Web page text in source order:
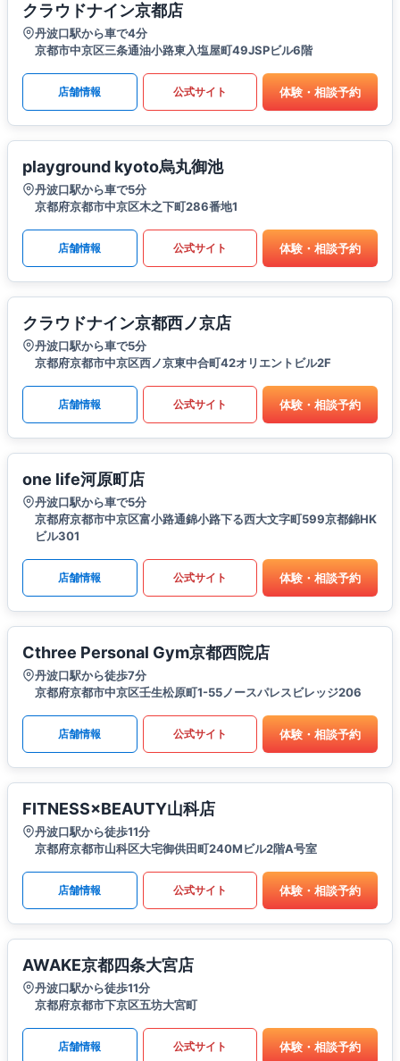
クラウドナイン京都店
丹波口駅から車で4分
京都市中京区三条通油小路東入塩屋町49JSPビル6階
店舗情報 公式サイト 体験・相談予約
playground kyoto烏丸御池
丹波口駅から車で5分
京都府京都市中京区木之下町286番地1
店舗情報 公式サイト 体験・相談予約
クラウドナイン京都西ノ京店
丹波口駅から車で5分
京都府京都市中京区西ノ京東中合町42オリエントビル2F
店舗情報 公式サイト 体験・相談予約
one life河原町店
丹波口駅から車で5分
京都府京都市中京区富小路通錦小路下る西大文字町599京都錦HK
ビル301
店舗情報 公式サイト 体験・相談予約
Cthree Personal Gym京都西院店
丹波口駅から徒歩7分
京都府京都市中京区壬生松原町1-55ノースパレスビレッジ206
店舗情報 公式サイト 体験・相談予約
FITNESS×BEAUTY山科店
丹波口駅から徒歩11分
京都府京都市山科区大宅御供田町240Mビル2階A号室
店舗情報 公式サイト 体験・相談予約
AWAKE京都四条大宮店
丹波口駅から徒歩11分
京都府京都市下京区五坊大宮町
店舗情報 公式サイト 体験・相談予約